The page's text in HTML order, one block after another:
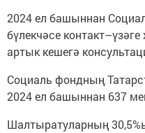
2024 ел башыннан
бүлекчәсе
артык кешегә
Социаль фондның
2024 ел башыннан 637
Шалтыратуларның